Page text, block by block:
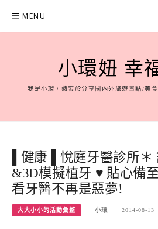
content
MENU
小環妞 幸
我是小環，熱衷於分享國內外旅遊景點/美
▌健康 ▌悅庭牙醫診所
&3D模擬植牙 ♥ 貼心備
看牙醫不再是惡夢!
大大小小的活動彙整 小環 2014-08-13